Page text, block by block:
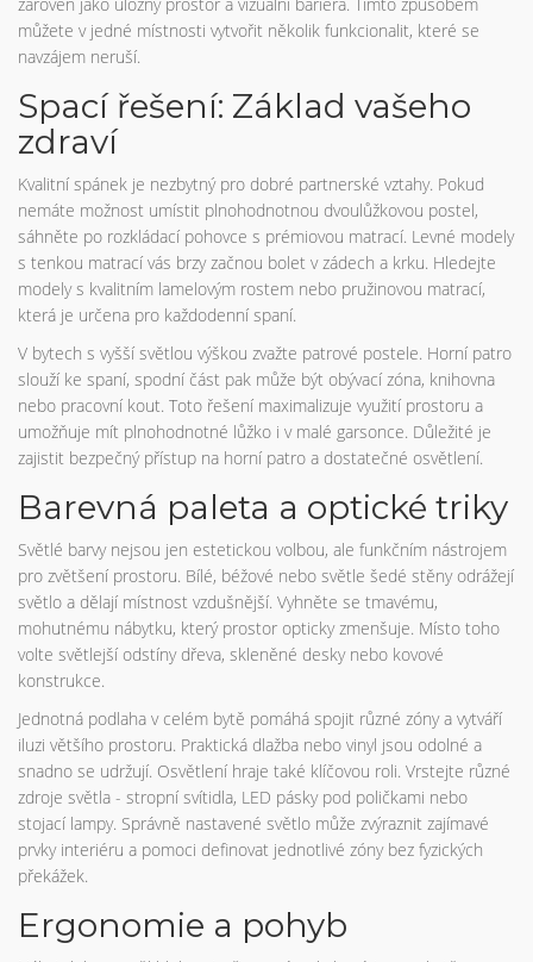
můžete v jedné místnosti vytvořit několik funkcionalit, které se
navzájem neruší.
Spací řešení: Základ vašeho
zdraví
Kvalitní spánek je nezbytný pro dobré partnerské vztahy. Pokud
nemáte možnost umístit plnohodnotnou dvoulůžkovou postel,
sáhněte po rozkládací pohovce s prémiovou matrací. Levné modely
s tenkou matrací vás brzy začnou bolet v zádech a krku. Hledejte
modely s kvalitním lamelovým rostem nebo pružinovou matrací,
která je určena pro každodenní spaní.
V bytech s vyšší světlou výškou zvažte patrové postele. Horní patro
slouží ke spaní, spodní část pak může být obývací zóna, knihovna
nebo pracovní kout. Toto řešení maximalizuje využití prostoru a
umožňuje mít plnohodnotné lůžko i v malé garsonce. Důležité je
zajistit bezpečný přístup na horní patro a dostatečné osvětlení.
Barevná paleta a optické triky
Světlé barvy nejsou jen estetickou volbou, ale funkčním nástrojem
pro zvětšení prostoru. Bílé, béžové nebo světle šedé stěny odrážejí
světlo a dělají místnost vzdušnější. Vyhněte se tmavému,
mohutnému nábytku, který prostor opticky zmenšuje. Místo toho
volte světlejší odstíny dřeva, skleněné desky nebo kovové
konstrukce.
Jednotná podlaha v celém bytě pomáhá spojit různé zóny a vytváří
iluzi většího prostoru. Praktická dlažba nebo vinyl jsou odolné a
snadno se udržují. Osvětlení hraje také klíčovou roli. Vrstejte různé
zdroje světla - stropní svítidla, LED pásky pod poličkami nebo
stojací lampy. Správně nastavené světlo může zvýraznit zajímavé
prvky interiéru a pomoci definovat jednotlivé zóny bez fyzických
překážek.
Ergonomie a pohyb